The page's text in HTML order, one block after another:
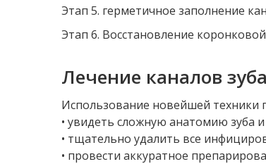
Этап 5. герметичное заполнение
Этап 6. Восстановление коронковой
Лечение каналов
Использование новейшей техники
• увидеть сложную анатомию
• тщательно удалить все
• провести аккуратное